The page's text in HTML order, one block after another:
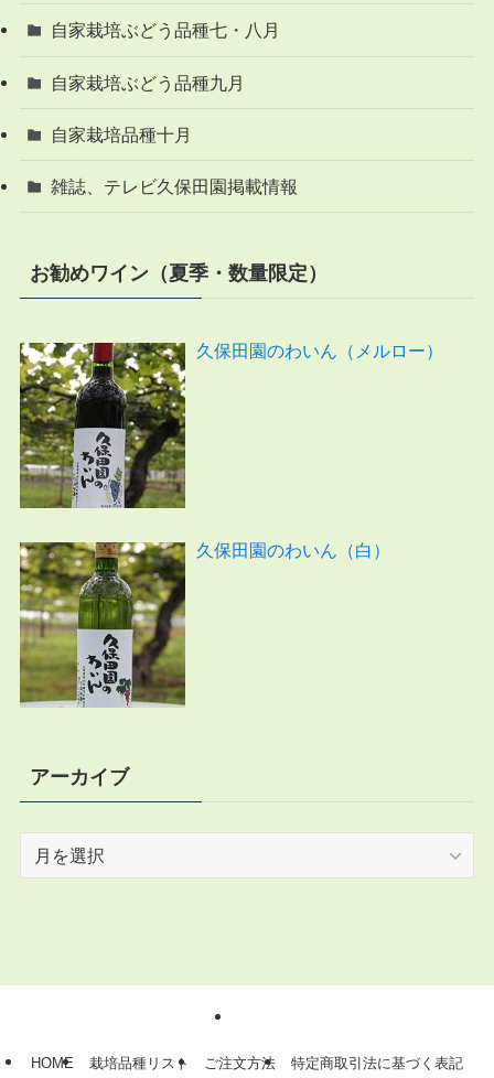
自家栽培ぶどう品種七・八月
自家栽培ぶどう品種九月
自家栽培品種十月
雑誌、テレビ久保田園掲載情報
お勧めワイン（夏季・数量限定）
久保田園のわいん（メルロー）
久保田園のわいん（白）
アーカイブ
HOME 栽培品種リスト ご注文方法 特定商取引法に基づく表記